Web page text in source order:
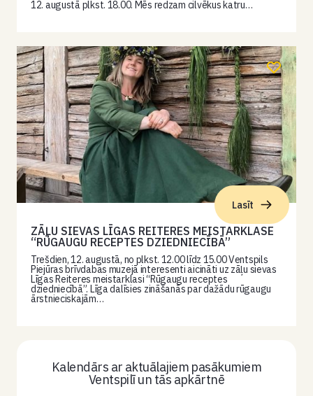
12. augustā plkst. 18.00. Mēs redzam cilvēkus katru…
Lasīt
ZĀĻU SIEVAS LĪGAS REITERES MEISTARKLASE
“RŪGAUGU RECEPTES DZIEDNIECĪBĀ”
Trešdien, 12. augustā, no plkst. 12.00 līdz 15.00 Ventspils
Piejūras brīvdabas muzejā interesenti aicināti uz zāļu sievas
Līgas Reiteres meistarklasi “Rūgaugu receptes
dziedniecībā”. Līga dalīsies zināšanās par dažādu rūgaugu
ārstnieciskajām…
Kalendārs ar aktuālajiem pasākumiem
Ventspilī un tās apkārtnē